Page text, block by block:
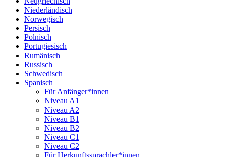
Niederländisch
Norwegisch
Persisch
Polnisch
Portugiesisch
Rumänisch
Russisch
Schwedisch
Spanisch
Für Anfänger*innen
Niveau A1
Niveau A2
Niveau B1
Niveau B2
Niveau C1
Niveau C2
Für Herkunftssprachler*innen